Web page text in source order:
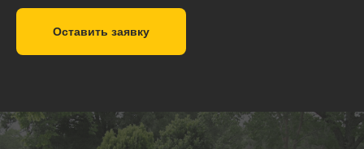
Оставить заявку